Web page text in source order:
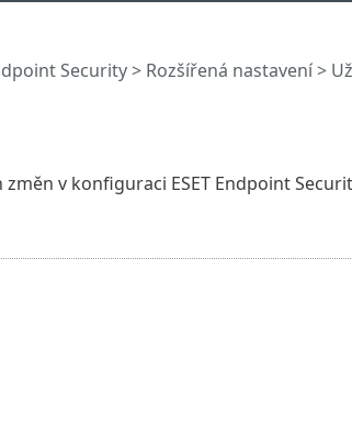
Security> Rozšířená nastavení>
v konfiguraci ESET Endpoint